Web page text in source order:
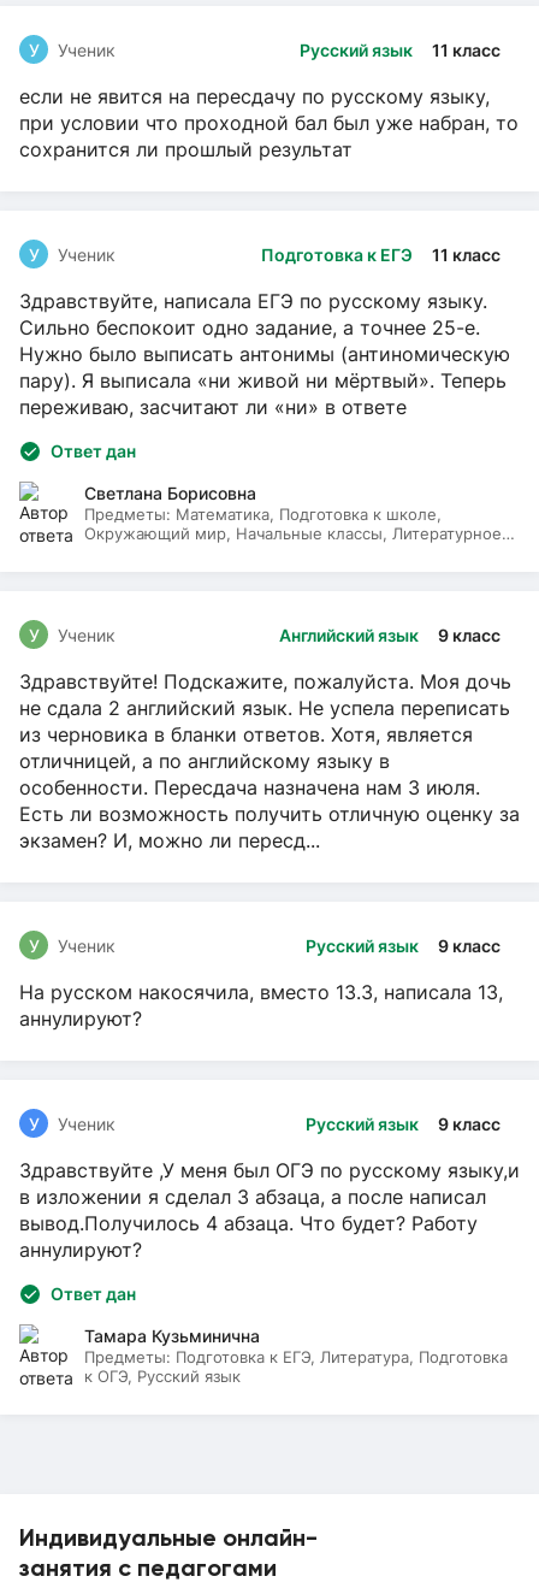
Индивидуальные онлайн-
занятия с педагогами
Русский язык 11 класс
У Ученик
если не явится на пересдачу по русскому языку,
при условии что проходной бал был уже набран, то
сохранится ли прошлый результат
Подготовка к ЕГЭ 11 класс
У Ученик
Здравствуйте, написала ЕГЭ по русскому языку.
Сильно беспокоит одно задание, а точнее 25-е.
Нужно было выписать антонимы (антиномическую
пару). Я выписала «ни живой ни мёртвый». Теперь
переживаю, засчитают ли «ни» в ответе
Ответ дан
Светлана Борисовна
Предметы: Математика, Подготовка к школе,
Окружающий мир, Начальные классы, Литературное
Английский язык 9 класс
У Ученик
Здравствуйте! Подскажите, пожалуйста. Моя дочь
не сдала 2 английский язык. Не успела переписать
из черновика в бланки ответов. Хотя, является
отличницей, а по английскому языку в
особенности. Пересдача назначена нам 3 июля.
Есть ли возможность получить отличную оценку за
экзамен? И, можно ли пересд...
Русский язык 9 класс
У Ученик
На русском накосячила, вместо 13.3, написала 13,
аннулируют?
Русский язык 9 класс
У Ученик
Здравствуйте ,У меня был ОГЭ по русскому языку,и
в изложении я сделал 3 абзаца, а после написал
вывод.Получилось 4 абзаца. Что будет? Работу
аннулируют?
Ответ дан
Тамара Кузьминична
Предметы: Подготовка к ЕГЭ, Литература, Подготовка
к ОГЭ, Русский язык